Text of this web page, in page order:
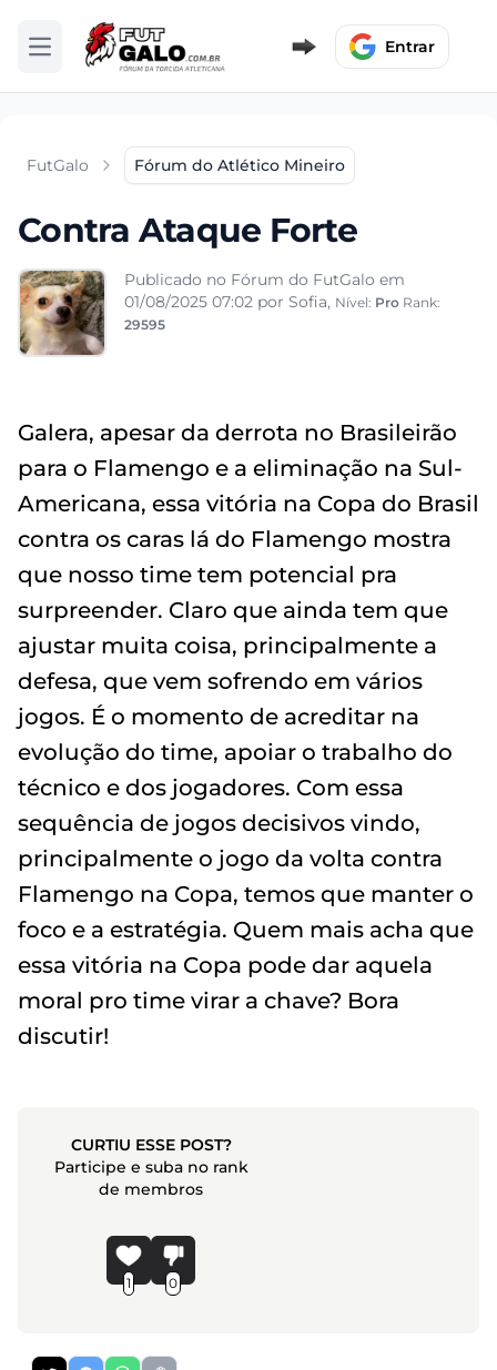
Abrir menu Entrar
FutGalo Fórum do Atlético Mineiro
Contra Ataque Forte
Publicado no Fórum do FutGalo em
01/08/2025 07:02 por Sofia, Nível: Pro Rank:
29595
Galera, apesar da derrota no Brasileirão
para o Flamengo e a eliminação na Sul-
Americana, essa vitória na Copa do Brasil
contra os caras lá do Flamengo mostra
que nosso time tem potencial pra
surpreender. Claro que ainda tem que
ajustar muita coisa, principalmente a
defesa, que vem sofrendo em vários
jogos. É o momento de acreditar na
evolução do time, apoiar o trabalho do
técnico e dos jogadores. Com essa
sequência de jogos decisivos vindo,
principalmente o jogo da volta contra
Flamengo na Copa, temos que manter o
foco e a estratégia. Quem mais acha que
essa vitória na Copa pode dar aquela
moral pro time virar a chave? Bora
discutir!
CURTIU ESSE POST?
Participe e suba no rank
de membros
1 0